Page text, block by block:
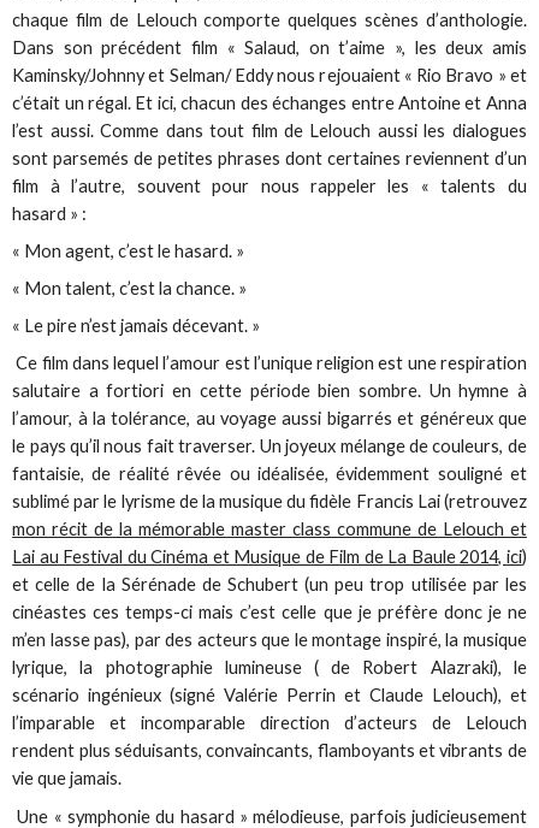
chaque film de Lelouch comporte quelques scènes d’anthologie.
Dans son précédent film « Salaud, on t’aime », les deux amis
Kaminsky/Johnny et Selman/ Eddy nous rejouaient « Rio Bravo » et
c’était un régal. Et ici, chacun des échanges entre Antoine et Anna
l’est aussi. Comme dans tout film de Lelouch aussi les dialogues
sont parsemés de petites phrases dont certaines reviennent d’un
film à l’autre, souvent pour nous rappeler les « talents du
hasard » :
« Mon agent, c’est le hasard. »
« Mon talent, c’est la chance. »
« Le pire n’est jamais décevant. »
Ce film dans lequel l’amour est l’unique religion est une respiration
salutaire a fortiori en cette période bien sombre. Un hymne à
l’amour, à la tolérance, au voyage aussi bigarrés et généreux que
le pays qu’il nous fait traverser. Un joyeux mélange de couleurs, de
fantaisie, de réalité rêvée ou idéalisée, évidemment souligné et
sublimé par le lyrisme de la musique du fidèle Francis Lai (retrouvez
mon récit de la mémorable master class commune de Lelouch et
Lai au Festival du Cinéma et Musique de Film de La Baule 2014, ici)
et celle de la Sérénade de Schubert (un peu trop utilisée par les
cinéastes ces temps-ci mais c’est celle que je préfère donc je ne
m’en lasse pas), par des acteurs que le montage inspiré, la musique
lyrique, la photographie lumineuse ( de Robert Alazraki), le
scénario ingénieux (signé Valérie Perrin et Claude Lelouch), et
l’imparable et incomparable direction d’acteurs de Lelouch
rendent plus séduisants, convaincants, flamboyants et vibrants de
vie que jamais.
Une « symphonie du hasard » mélodieuse, parfois judicieusement